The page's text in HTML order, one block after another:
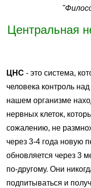
Центральная
ЦНС - это система,
человека контроль
нашем организме
нервных клеток,
сожалению, не
через 3-4 года новую
обновляется через 3
по-другому. Они
подпитываться и